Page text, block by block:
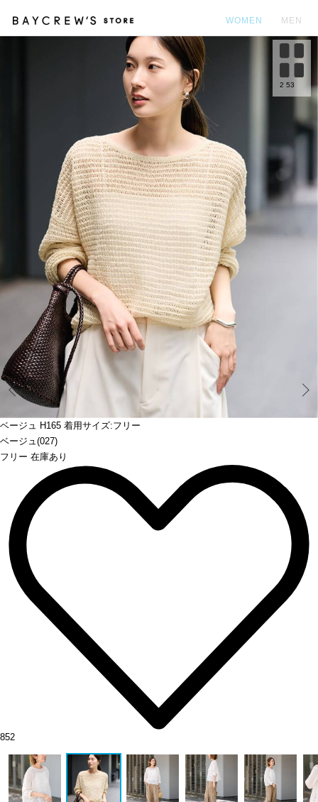
WOMEN MEN
ベージュ H165 着用サイズ:フリー
ベージュ(027)
フリー 在庫あり
Prev
2 53
852